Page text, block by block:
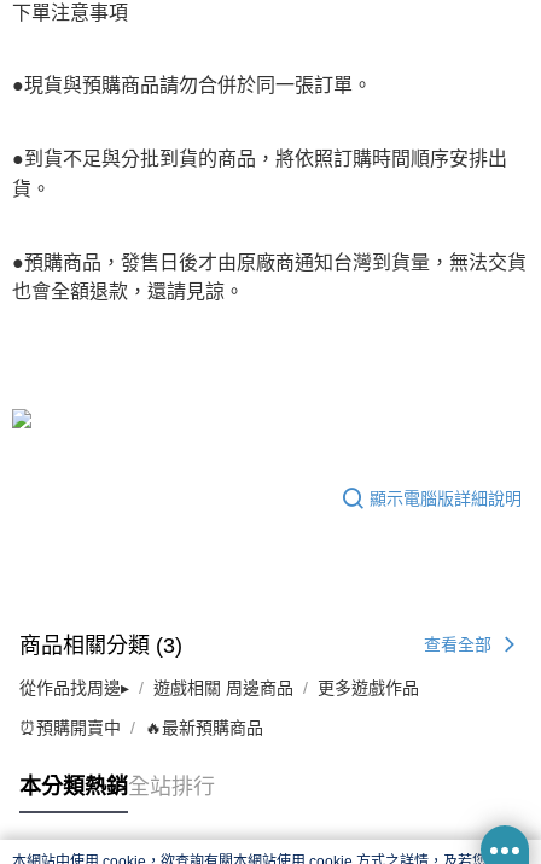
下單注意事項
●現貨與預購商品請勿合併於同一張訂單。
●到貨不足與分批到貨的商品，將依照訂購時間順序安排出
貨。
●預購商品，發售日後才由原廠商通知台灣到貨量，無法交貨
也會全額退款，還請見諒。
顯示電腦版詳細說明
商品相關分類 (3) 查看全部
從作品找周邊▸ 遊戲相關 周邊商品 更多遊戲作品
⏰預購開賣中 🔥最新預購商品
本分類熱銷全站排行